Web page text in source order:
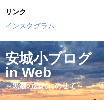
リンク
インスタグラム
安城小ブログ
in Web
～黒潮の流れにのせて～